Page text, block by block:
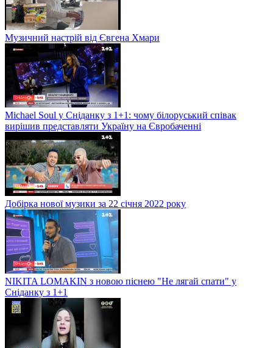
Музичний настрій від Євгена Хмари
Michael Soul у Сніданку з 1+1: чому білоруський співак
вирішив представляти Україну на Євробаченні
Добірка нової музики за 22 січня 2022 року
NIKITA LOMAKIN з новою піснею "Не лягай спати" у
Сніданку з 1+1